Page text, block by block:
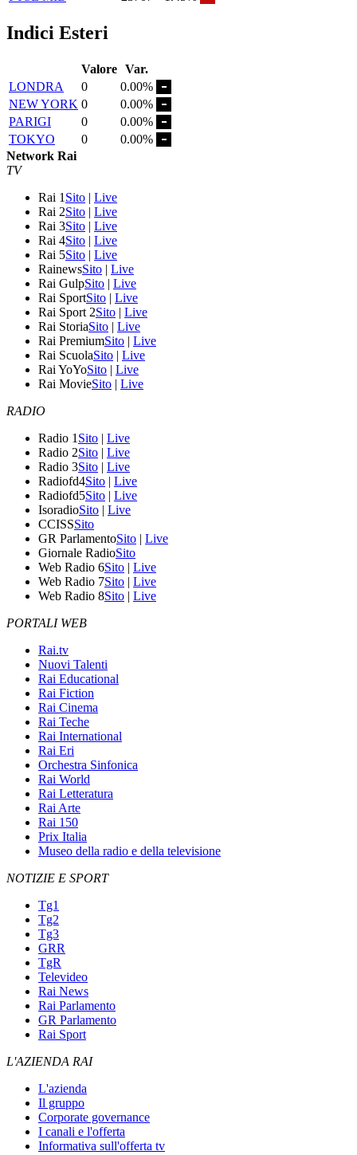
Indici Esteri
Valore Var.
LONDRA
0
0.00%
NEW YORK 0
0.00%
PARIGI
0
0.00%
TOKYO
0
0.00%
Network Rai
TV
Rai 1 Sito | Live
Rai 2Sito | Live
Rai 3Sito | Live
Rai 4Sito | Live
Rai 5Sito | Live
RainewsSito | Live
Rai GulpSito | Live
Rai SportSito | Live
Rai Sport 2Sito | Live
Rai StoriaSito | Live
Rai PremiumSito | Live
Rai ScuolaSito | Live
Rai YoYoSito | Live
Rai MovieSito | Live
RADIO
Radio 1 Sito | Live
Radio 2Sito | Live
Radio 3Sito | Live
Radiofd4Sito | Live
Radiofd5Sito | Live
IsoradioSito | Live
CCISSSito
GR ParlamentoSito | Live
Giornale RadioSito
Web Radio 6Sito | Live
Web Radio 7Sito | Live
Web Radio 8Sito | Live
PORTALI WEB
Rai.tv
Nuovi Talenti
Rai Educational
Rai Fiction
Rai Cinema
Rai Teche
Rai International
Rai Eri
Orchestra Sinfonica
Rai World
Rai Letteratura
Rai Arte
Rai 150
Prix Italia
Museo della radio e della televisione
NOTIZIE E SPORT
Tg1
Tg2
Tg3
GRR
TgR
Televideo
Rai News
Rai Parlamento
GR Parlamento
Rai Sport
L'AZIENDA RAI
L'azienda
Il gruppo
Corporate governance
I canali e l'offerta
Informativa sull'offerta tv